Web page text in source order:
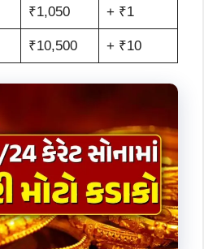
₹1,050 + ₹1
₹10,500 + ₹10